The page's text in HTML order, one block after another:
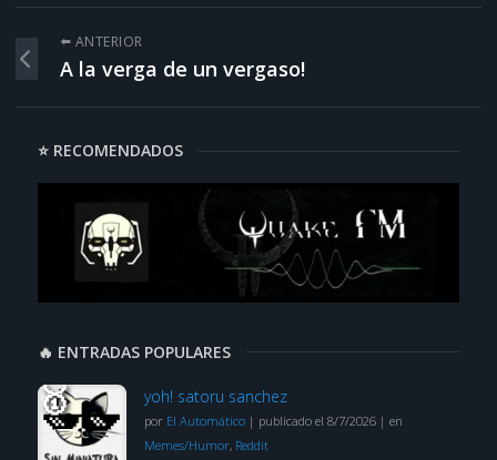
⬅️ ANTERIOR
A la verga de un vergaso!
⭐ RECOMENDADOS
🔥 ENTRADAS POPULARES
yoh! satoru sanchez
por El Automático| publicado el 8/7/2026| en
Memes/Humor, Reddit